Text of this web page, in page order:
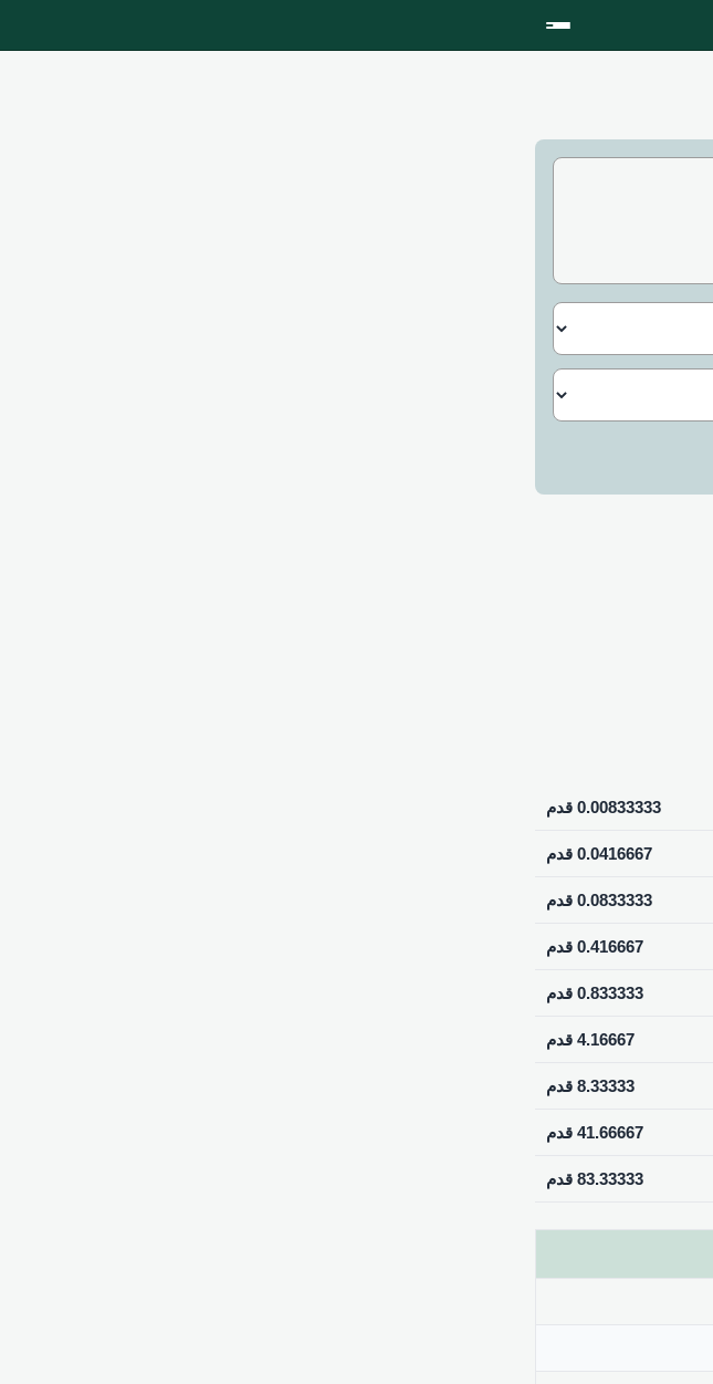
0.00833333 قدم
0.0416667 قدم
0.0833333 قدم
0.416667 قدم
0.833333 قدم
4.16667 قدم
8.33333 قدم
41.66667 قدم
83.33333 قدم